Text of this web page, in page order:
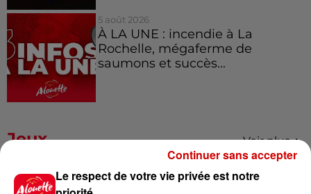
5 août 2026
À LA UNE : incendie à La
Rochelle, mégaferme de
saumons et succès...
Jeux Voir plus
Gagnez vos places pour le
Le respect de votre vie privée est notre
Continuer sans accepter